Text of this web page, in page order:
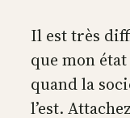
Il est très
que mon
quand la
l’est.